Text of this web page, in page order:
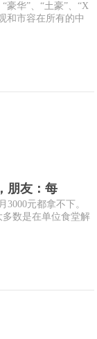
豪华”、“土豪”、“X
和市容在所有的中
朋友：每
元都拿不下。
数是在单位食堂解